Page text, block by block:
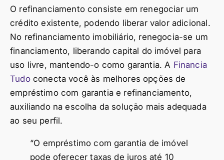
O refinanciamento consiste em renegociar um
crédito existente, podendo liberar valor adicional.
No refinanciamento imobiliário, renegocia-se um
financiamento, liberando capital do imóvel para
uso livre, mantendo-o como garantia. A Financia
Tudoconecta você às melhores opções de
empréstimo com garantia e refinanciamento,
auxiliando na escolha da solução mais adequada
ao seu perfil.
“O empréstimo com garantia de imóvel
pode oferecer taxas de juros até 10